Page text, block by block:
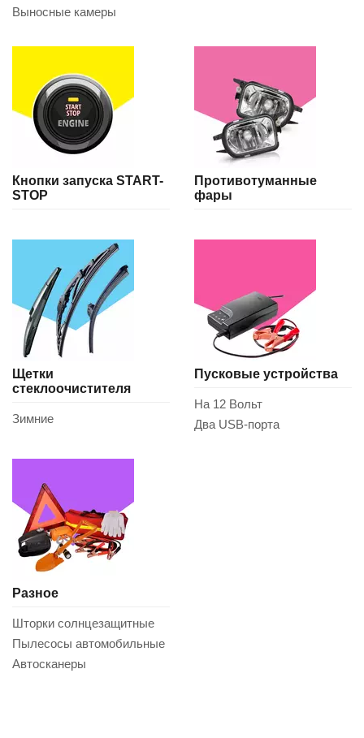
Выносные камеры
Кнопки запуска START-
STOP
Противотуманные
фары
Щетки
стеклоочистителя
Зимние
Пусковые устройства
На 12 Вольт
Два USB-порта
Разное
Шторки солнцезащитные
Пылесосы автомобильные
Автосканеры